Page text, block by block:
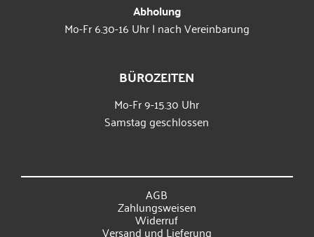
Abholung
Mo-Fr 6.30-16 Uhr | nach Vereinbarung
BÜROZEITEN
Mo-Fr 9-15.30 Uhr
Samstag geschlossen
AGB
Zahlungsweisen
Widerruf
Versand und Lieferung